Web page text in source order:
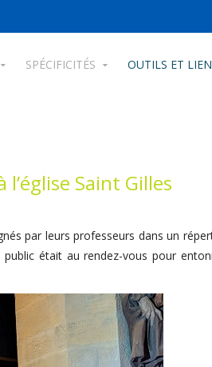
SPÉCIFICITÉS OUTILS ET
Saint Gilles
par leurs professeurs dans un
était au rendez-vous pour